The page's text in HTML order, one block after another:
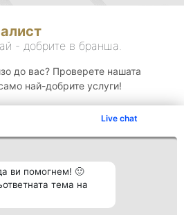
Live chat
ви помогнем! 🙂
тема на
- добрите в бранша.
до вас? Проверете нашата
най-добрите услуги!